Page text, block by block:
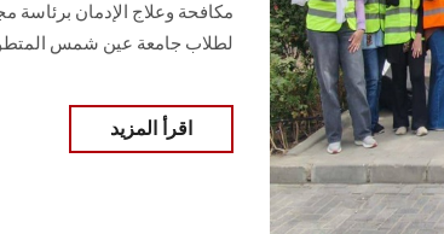
مكافحة وعلاج الإدمان برئاسة
لطلاب جامعة عين شمس
اقرأ المزيد